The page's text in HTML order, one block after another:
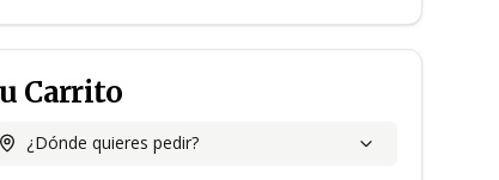
Carrito
¿Dónde quieres pedir?